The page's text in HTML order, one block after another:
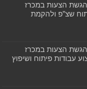
הצעות במכרז
– לפיתוח שצ”פ ולהקמת
הצעות במכרז
– לביצוע עבודות פיתוח ושיפוץ